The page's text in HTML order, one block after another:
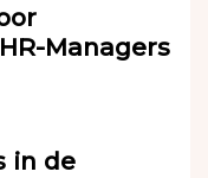
Managers
in de